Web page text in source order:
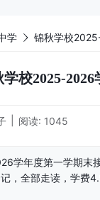
学 锦秋学校
学校2025-
阅读: 1045
学年度第一学期末
，全部走读，学费